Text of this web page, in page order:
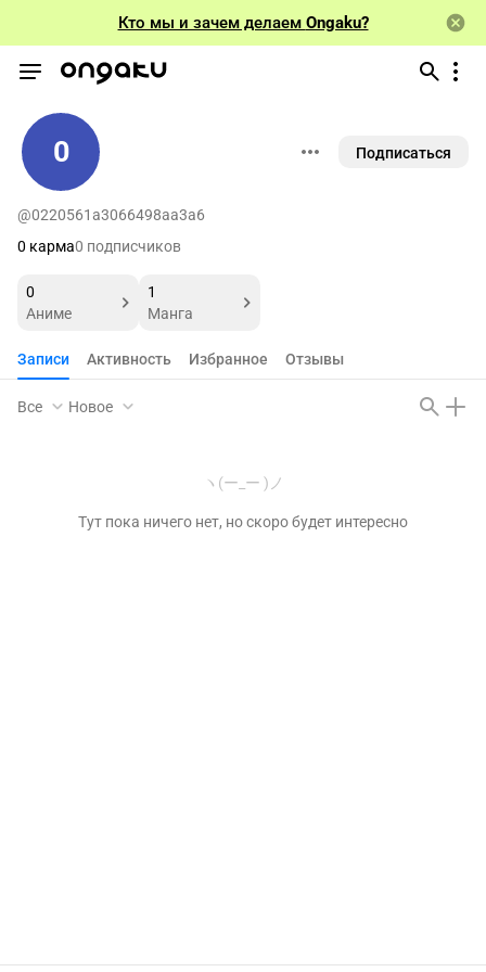
Кто мы и зачем делаем Ongaku?
0 Подписаться
@0220561a3066498aa3a6
0 карма0 подписчиков
0
Аниме
1
Манга
Записи Активность Избранное Отзывы
Все Новое
ヽ(ー_ー )ノ
Тут пока ничего нет, но скоро будет интересно